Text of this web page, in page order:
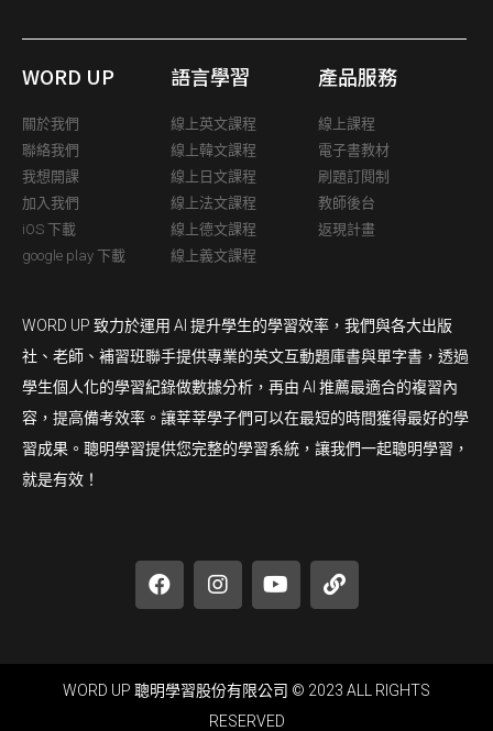
WORD UP
關於我們
聯絡我們
我想開課
加入我們
iOS 下載
google play 下載
語言學習
線上英文課程
線上韓文課程
線上日文課程
線上法文課程
線上德文課程
線上義文課程
產品服務
線上課程
電子書教材
刷題訂閱制
教師後台
返現計畫
WORD UP 致力於運用 AI 提升學生的學習效率，我們與各大出版
社、老師、補習班聯手提供專業的英文互動題庫書與單字書，透過
學生個人化的學習紀錄做數據分析，再由 AI 推薦最適合的複習內
容，提高備考效率。讓莘莘學子們可以在最短的時間獲得最好的學
習成果。聰明學習提供您完整的學習系統，讓我們一起聰明學習，
就是有效！
WORD UP 聰明學習股份有限公司 © 2023 ALL RIGHTS
RESERVED​